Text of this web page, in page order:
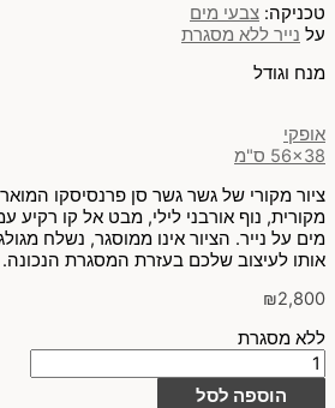
טכניקה: צבעי מים
על נייר ללא מסגרת
מנח וגודל
אופקי
56x38 ס"מ
ציור מקורי של גשר גשר סן פרנסיסקו
מקורית, נוף אורבני לילי, מבט אל קו רקיע
מים על נייר. הציור אינו ממוסגר, נשלח
אותו לעיצוב שלכם בעזרת המסגרת הנכונה.
₪2,800
ללא מסגרת
הוספה לסל